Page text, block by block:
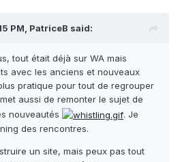
PM, PatriceB said:
tout était déjà sur WA mais
avec les anciens et nouveaux
pratique pour tout de regrouper
aussi de remonter le sujet de
nouveautés
. Je
des rencontres.
un site, mais peux pas tout